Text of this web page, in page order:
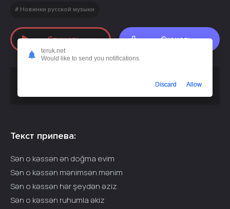
Новинки русской музыки
Слушать Скачать
Namiq Qasımov - Sən O Kəssən
или
Текст припева:
Sən o kəssən ən doğma evim
Sən o kəssən mənimsən mənim
Sən o kəssən hər şeydən əziz
Sən o kəssən ruhumla əkiz
teruk.net
Would like to send you notifications
Discard Allow